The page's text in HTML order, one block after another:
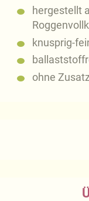
hergestellt
knusprig-
ohne